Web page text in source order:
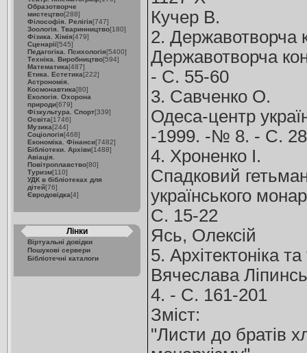
Образотворче
мистецтво[288]
Філософія. Релігія[747]
Зоологія. Тваринництво[180]
Фізика. Хімія[479]
Сценарії[545]
Педагогіка. Психологія[5400]
Техніка. Виробництво[594]
Математика[487]
Етика. Естетика[222]
Астрономія.
Космонавтика[80]
Екологія. Охорона
природи[679]
Фізкультура. Спорт[339]
Освіта[1746]
Музика[244]
Соціологія[468]
Економіка. Фінанси[7482]
Бібліотеки. Архіви[1488]
Авіація.
Повітроплавство[80]
Туризм[110]
УДК в бібліотеках для
дітей[76]
Євродовідка[4]
Лінки
Віртуальні довідки
Пошукові сервери
Бібліотечні каталоги
Кучер В.
2. Державотворча
Державотворча
- С. 55-60
3. Савченко О.
Одеса-центр
-1999. -№ 8. - С.
4. Хроненко І.
Спадковий
українського
С. 15-22
Ясь, Олексій
5. Архітектоніка
Вячеслава
4. - С. 161-201
Зміст:
"Листи до братів